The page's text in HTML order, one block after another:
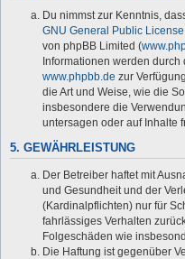
Du nimmst zur Kenntnis,
GNU General Public License
von phpBB Limited (
Informationen werden
www.phpbb.de zur
die Art und Weise, wie die
insbesondere die
untersagen oder auf Inhalte
5. GEWÄHRLEISTUNG
Der Betreiber haftet mit
und Gesundheit und der
(Kardinalpflichten) nur für
fahrlässiges Verhalten
Folgeschäden wie
Die Haftung ist gegenüber